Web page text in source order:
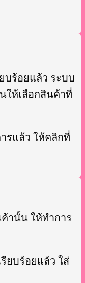
บร้อยแล้ว ระบบ
ให้เลือกสินค้าที่
รแล้ว ให้คลิกที่
านั้น ให้ทำการ
ยบร้อยแล้ว ใส่